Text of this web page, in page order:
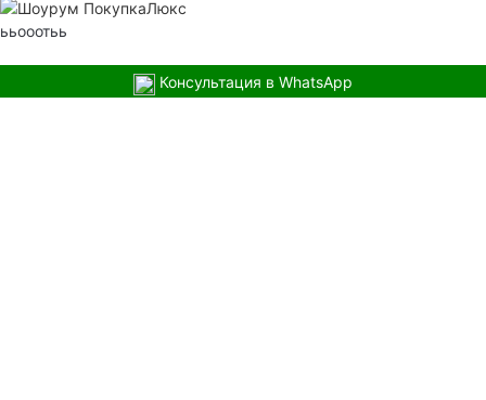
ььооотьь
Консультация в WhatsApp